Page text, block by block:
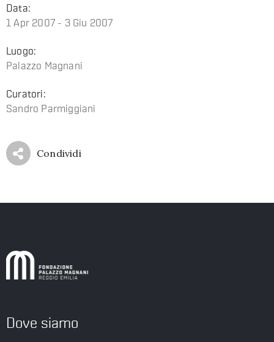
Data:
1 Apr 2007 - 3 Giu 2007
Luogo:
Palazzo Magnani
Curatori:
Sandro Parmiggiani
Condividi
Dove siamo